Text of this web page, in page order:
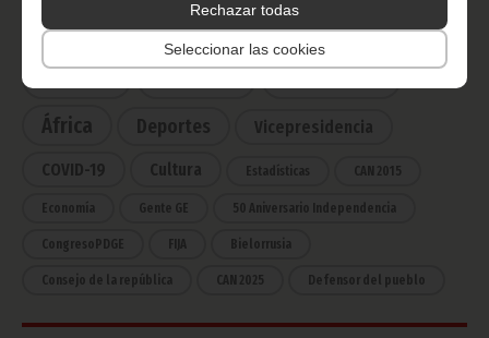
Rechazar todas
Seleccionar las cookies
CATEGORÍAS
África
Deportes Vicepresidencia
COVID-19 Cultura Estadísticas CAN 2015
Economía Gente GE 50 Aniversario Independencia
CongresoPDGE FIJA Bielorrusia
Consejo de la república CAN 2025 Defensor del pueblo